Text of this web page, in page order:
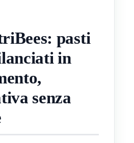
pasti
in
senza